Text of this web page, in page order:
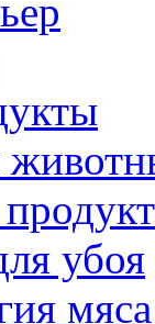
убоя
мяса